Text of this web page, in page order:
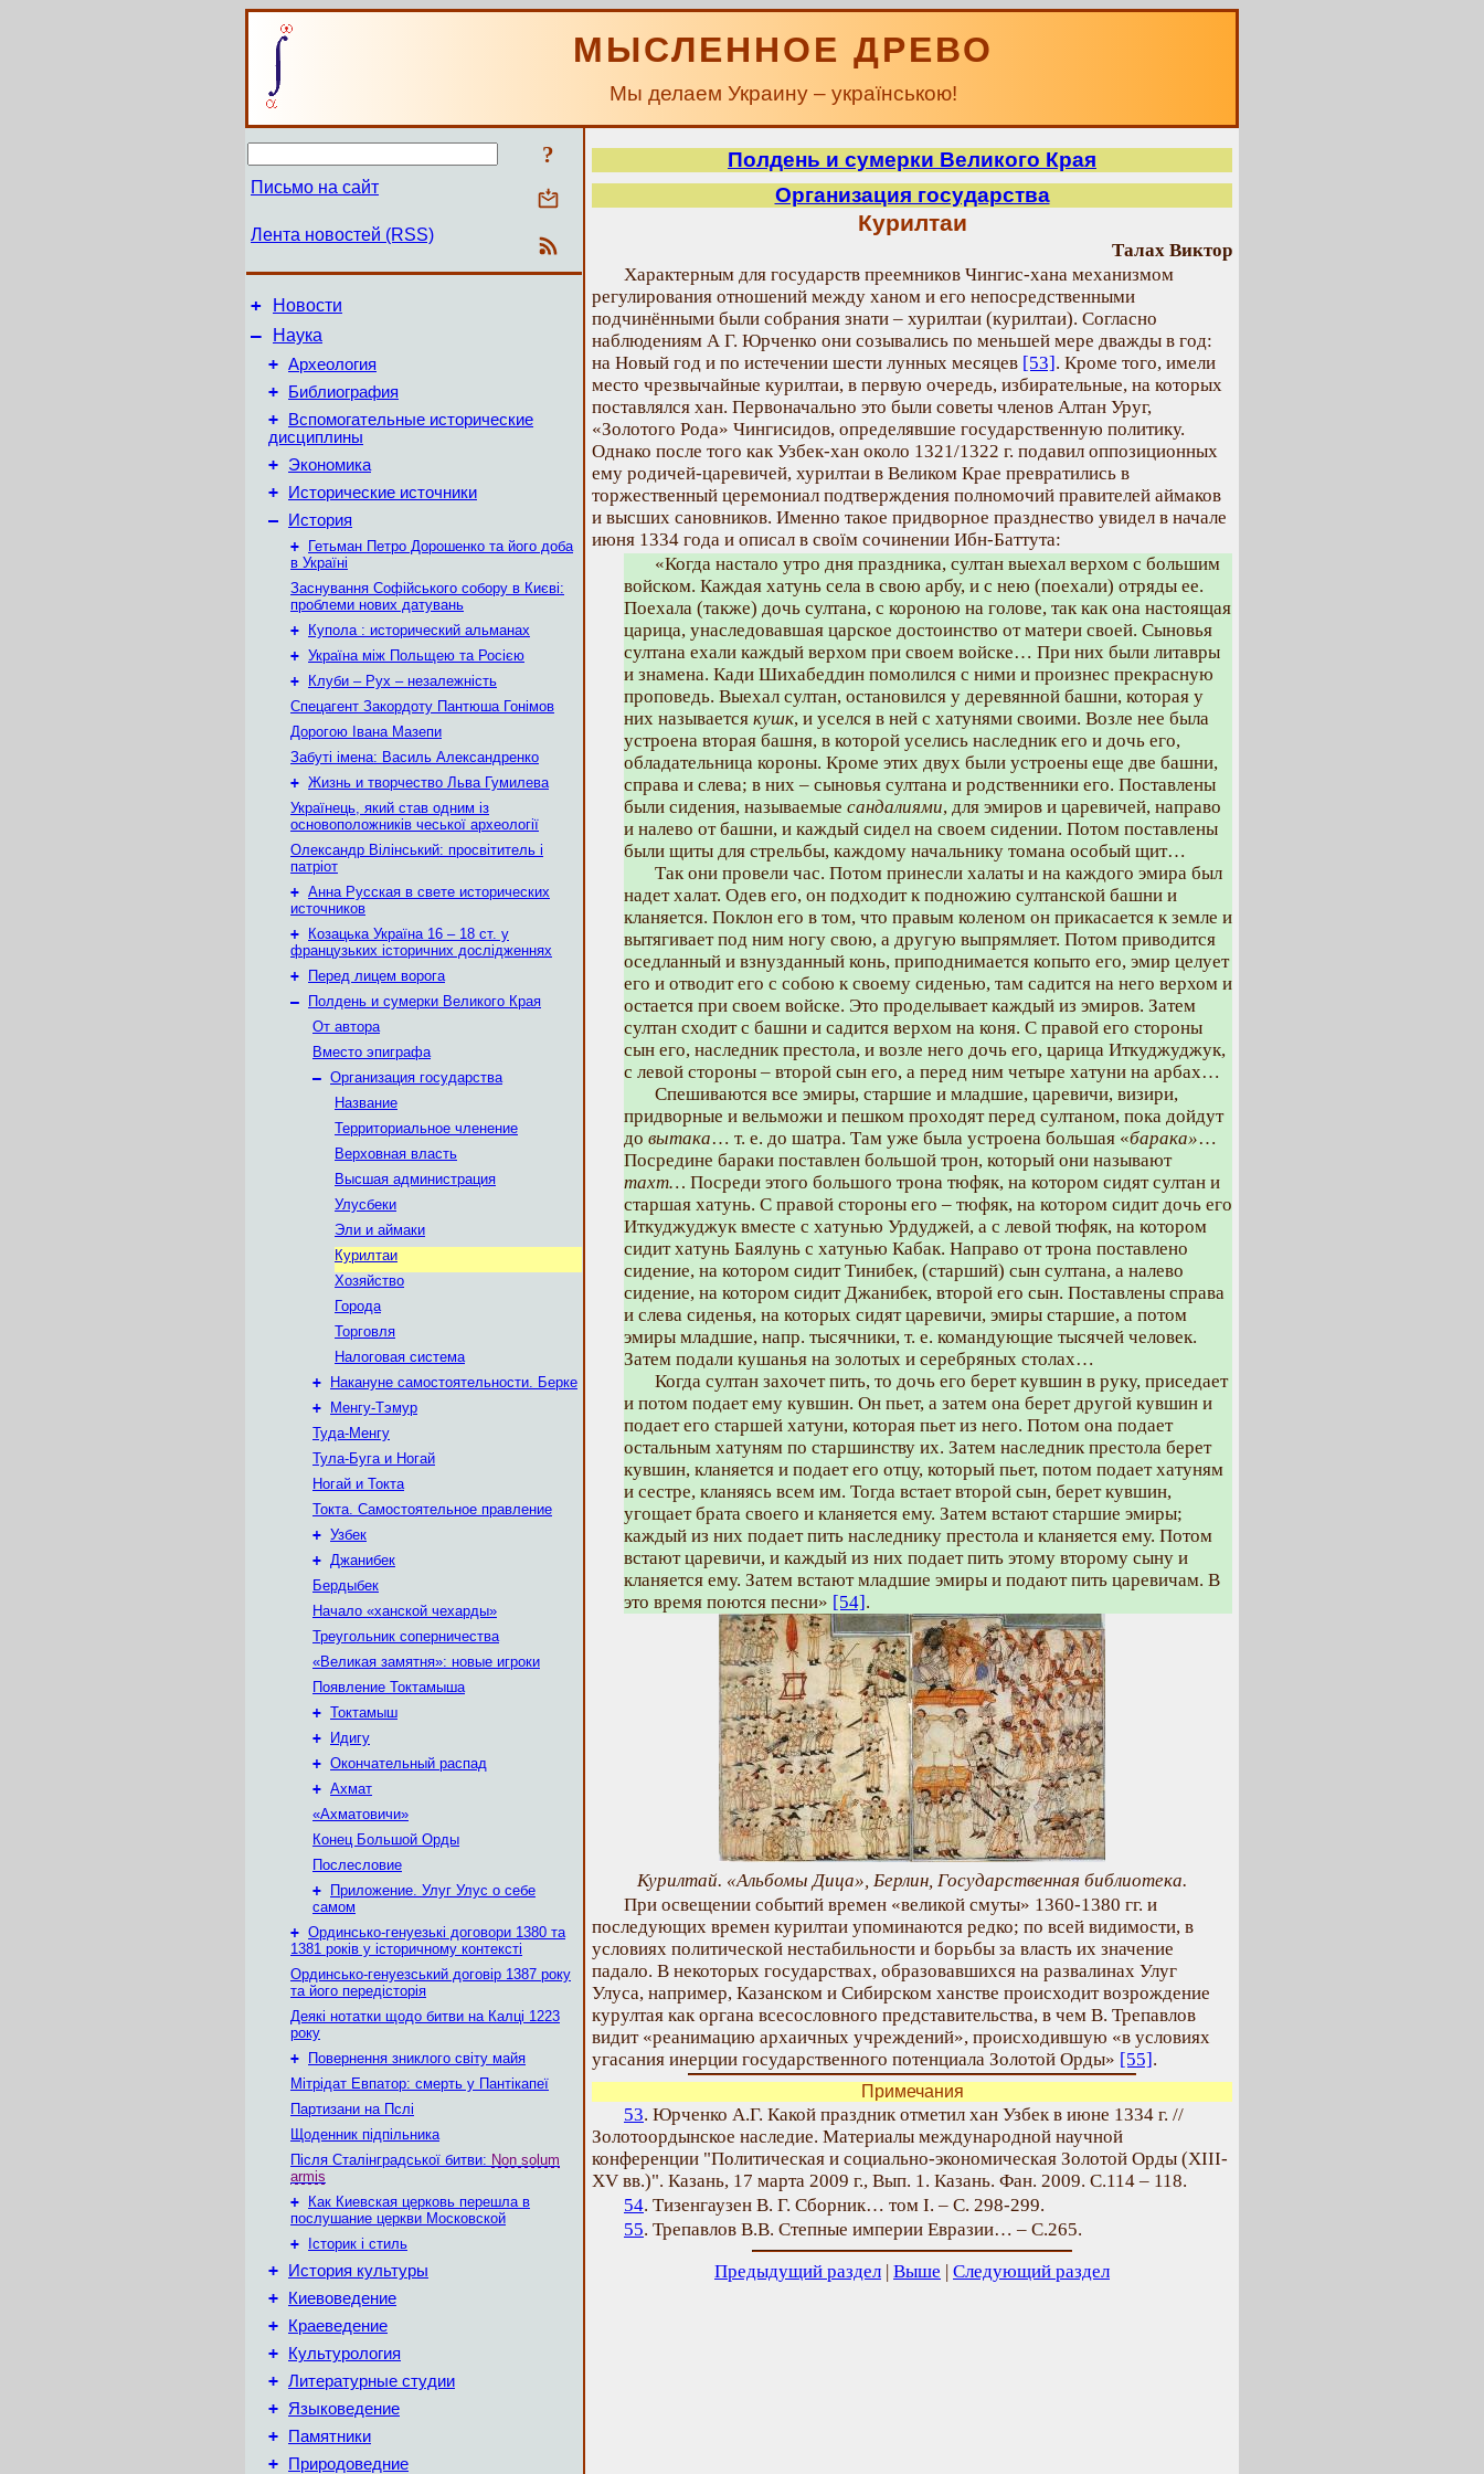
МЫСЛЕННОЕ ДРЕВО
Мы делаем Украину – українською!
?
Письмо на сайт
Лента новостей (RSS)
+ Новости
–
Наука
+ Археология
+ Библиография
+
Вспомогательные исторические
дисциплины
+ Экономика
+ Исторические источники
– История
+
Гетьман Петро Дорошенко та його доба
в Україні
Заснування Софійського собору в Києві:
проблеми нових датувань
+
Купола : исторический альманах
+ Україна між Польщею та Росією
+
Клуби – Рух – незалежність
Спецагент Закордоту Пантюша Гонімов
Дорогою Івана Мазепи
Забуті імена: Василь Александренко
+ Жизнь и творчество Льва Гумилева
Українець, який став одним із
основоположників чеської археології
Олександр Вілінський: просвітитель і
патріот
+ Анна Русская в свете исторических
источников
+
Козацька Україна 16 – 18 ст. у
французьких історичних дослідженнях
+
Перед лицем ворога
–
Полдень и сумерки Великого Края
От автора
Вместо эпиграфа
– Организация государства
Название
Территориальное членение
Верховная власть
Высшая администрация
Улусбеки
Эли и аймаки
Курилтаи
Хозяйство
Города
Торговля
Налоговая система
+
Накануне самостоятельности. Берке
+
Менгу-Тэмур
Туда-Менгу
Тула-Буга и Ногай
Ногай и Токта
Токта. Самостоятельное правление
+ Узбек
+ Джанибек
Бердыбек
Начало «ханской чехарды»
Треугольник соперничества
«Великая замятня»: новые игроки
Появление Токтамыша
+ Токтамыш
+
Идигу
+ Окончательный распад
+ Ахмат
«Ахматовичи»
Конец Большой Орды
Послесловие
+
Приложение. Улуг Улус о себе
самом
+ Ординсько-генуезькі договори 1380 та
1381 років у історичному контексті
Ординсько-генуезський договір 1387 року
та його передісторія
Деякі нотатки щодо битви на Калці 1223
року
+
Повернення зниклого світу майя
Мітрідат Евпатор: смерть у Пантікапеї
Партизани на Пслі
Щоденник підпільника
Після Сталінградської битви: Non solum
armis
+
Как Киевская церковь перешла в
послушание церкви Московской
+
Історик і стиль
+ История культуры
+ Киевоведение
+ Краеведение
+ Культурология
+ Литературные студии
+ Языковедение
+ Памятники
+ Природоведние
Полдень и сумерки Великого Края
Организация государства
Курилтаи
Талах Виктор
Характерным для государств преемников Чингис-хана механизмом
регулирования отношений между ханом и его непосредственными
подчинёнными были собрания знати – хурилтаи (курилтаи). Согласно
наблюдениям А Г. Юрченко они созывались по меньшей мере дважды в год:
на Новый год и по истечении шести лунных месяцев [53]. Кроме того, имели
место чрезвычайные курилтаи, в первую очередь, избирательные, на которых
поставлялся хан. Первоначально это были советы членов Алтан Уруг,
«Золотого Рода» Чингисидов, определявшие государственную политику.
Однако после того как Узбек-хан около 1321/1322 г. подавил оппозиционных
ему родичей-царевичей, хурилтаи в Великом Крае превратились в
торжественный церемониал подтверждения полномочий правителей аймаков
и высших сановников. Именно такое придворное празднество увидел в начале
июня 1334 года и описал в своїм сочинении Ибн-Баттута:
«Когда настало утро дня праздника, султан выехал верхом с большим
войском. Каждая хатунь села в свою арбу, и с нею (поехали) отряды ее.
Поехала (также) дочь султана, с короною на голове, так как она настоящая
царица, унаследовавшая царское достоинство от матери своей. Сыновья
султана ехали каждый верхом при своем войске… При них были литавры
и знамена. Кади Шихабеддин помолился с ними и произнес прекрасную
проповедь. Выехал султан, остановился у деревянной башни, которая у
них называется кушк, и уселся в ней с хатунями своими. Возле нее была
устроена вторая башня, в которой уселись наследник его и дочь его,
обладательница короны. Кроме этих двух были устроены еще две башни,
справа и слева; в них – сыновья султана и родственники его. Поставлены
были сидения, называемые сандалиями, для эмиров и царевичей, направо
и налево от башни, и каждый сидел на своем сидении. Потом поставлены
были щиты для стрельбы, каждому начальнику томана особый щит…
Так они провели час. Потом принесли халаты и на каждого эмира был
надет халат. Одев его, он подходит к подножию султанской башни и
кланяется. Поклон его в том, что правым коленом он прикасается к земле и
вытягивает под ним ногу свою, а другую выпрямляет. Потом приводится
оседланный и взнузданный конь, приподнимается копыто его, эмир целует
его и отводит его с собою к своему сиденью, там садится на него верхом и
остается при своем войске. Это проделывает каждый из эмиров. Затем
султан сходит с башни и садится верхом на коня. С правой его стороны
сын его, наследник престола, и возле него дочь его, царица Иткуджуджук,
с левой стороны – второй сын его, а перед ним четыре хатуни на арбах…
Спешиваются все эмиры, старшие и младшие, царевичи, визири,
придворные и вельможи и пешком проходят перед султаном, пока дойдут
до вытака… т. е. до шатра. Там уже была устроена большая «барака»…
Посредине бараки поставлен большой трон, который они называют
тахт… Посреди этого большого трона тюфяк, на котором сидят султан и
старшая хатунь. С правой стороны его – тюфяк, на котором сидит дочь его
Иткуджуджук вместе с хатунью Урдуджей, а с левой тюфяк, на котором
сидит хатунь Баялунь с хатунью Кабак. Направо от трона поставлено
сидение, на котором сидит Тинибек, (старший) сын султана, а налево
сидение, на котором сидит Джанибек, второй его сын. Поставлены справа
и слева сиденья, на которых сидят царевичи, эмиры старшие, а потом
эмиры младшие, напр. тысячники, т. е. командующие тысячей человек.
Затем подали кушанья на золотых и серебряных столах…
Когда султан захочет пить, то дочь его берет кувшин в руку, приседает
и потом подает ему кувшин. Он пьет, а затем она берет другой кувшин и
подает его старшей хатуни, которая пьет из него. Потом она подает
остальным хатуням по старшинству их. Затем наследник престола берет
кувшин, кланяется и подает его отцу, который пьет, потом подает хатуням
и сестре, кланяясь всем им. Тогда встает второй сын, берет кувшин,
угощает брата своего и кланяется ему. Затем встают старшие эмиры;
каждый из них подает пить наследнику престола и кланяется ему. Потом
встают царевичи, и каждый из них подает пить этому второму сыну и
кланяется ему. Затем встают младшие эмиры и подают пить царевичам. В
это время поются песни» [54].
Курилтай. «Альбомы Дица», Берлин, Государственная библиотека.
При освещении событий времен «великой смуты» 1360-1380 гг. и
последующих времен курилтаи упоминаются редко; по всей видимости, в
условиях политической нестабильности и борьбы за власть их значение
падало. В некоторых государствах, образовавшихся на развалинах Улуг
Улуса, например, Казанском и Сибирском ханстве происходит возрождение
курултая как органа всесословного представительства, в чем В. Трепавлов
видит «реанимацию архаичных учреждений», происходившую «в условиях
угасания инерции государственного потенциала Золотой Орды» [55].
Примечания
53. Юрченко А.Г. Какой праздник отметил хан Узбек в июне 1334 г. //
Золотоордынское наследие. Материалы международной научной
конференции "Политическая и социально-экономическая Золотой Орды (XIII-
XV вв.)". Казань, 17 марта 2009 г., Вып. 1. Казань. Фан. 2009. С.114 – 118.
54. Тизенгаузен В. Г. Сборник… том I. – С. 298-299.
55. Трепавлов В.В. Степные империи Евразии… – С.265.
Предыдущий раздел | Выше | Следующий раздел